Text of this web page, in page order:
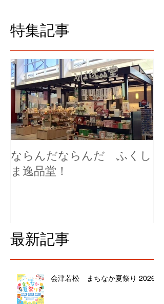
特集記事
ならんだならんだ ふくし
ま逸品堂！
最新記事
会津若松 まちなか夏祭り 2026